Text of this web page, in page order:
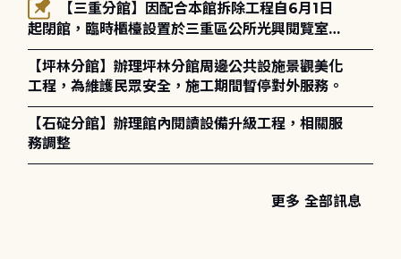
起閉館，臨時櫃檯設置於三重區公所光興閱覽室，
造成不便，敬請見諒。
【坪林分館】辦理坪林分館周邊公共設施景觀美化
工程，為維護民眾安全，施工期間暫停對外服務。
【石碇分館】辦理館內閱讀設備升級工程，相關服
務調整
更多 全部訊息